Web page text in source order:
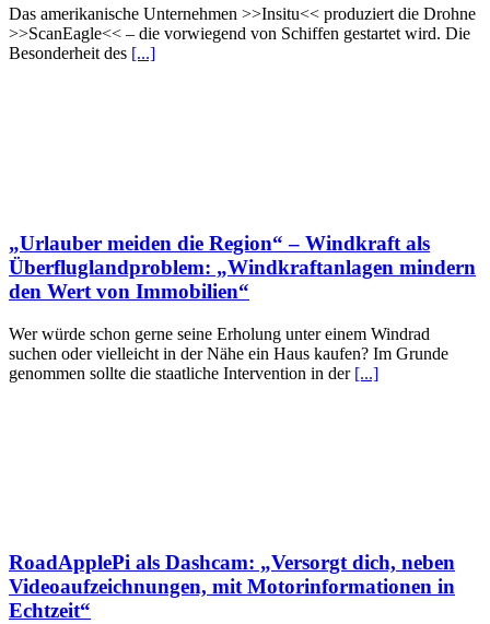
Das amerikanische Unternehmen >>Insitu<< produziert die Drohne
>>ScanEagle<< – die vorwiegend von Schiffen gestartet wird. Die
Besonderheit des [...]
„Urlauber meiden die Region“ – Windkraft als
Überfluglandproblem: „Windkraftanlagen mindern
den Wert von Immobilien“
Wer würde schon gerne seine Erholung unter einem Windrad
suchen oder vielleicht in der Nähe ein Haus kaufen? Im Grunde
genommen sollte die staatliche Intervention in der [...]
RoadApplePi als Dashcam: „Versorgt dich, neben
Videoaufzeichnungen, mit Motorinformationen in
Echtzeit“